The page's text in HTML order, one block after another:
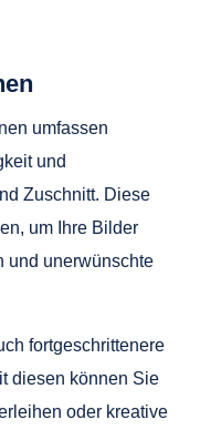
umfassen
und
Zuschnitt. Diese
um Ihre Bilder
und unerwünschte
fortgeschrittenere
diesen können Sie
oder kreative